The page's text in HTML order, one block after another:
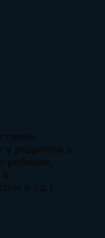
родителя в
ребенке,
и т.д.).